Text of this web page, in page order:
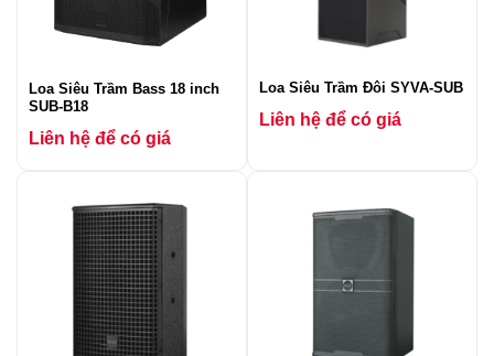
Loa Siêu Trầm Bass 18 inch
SUB-B18
Liên hệ để có giá
Loa Siêu Trầm Đôi SYVA-SUB
Liên hệ để có giá